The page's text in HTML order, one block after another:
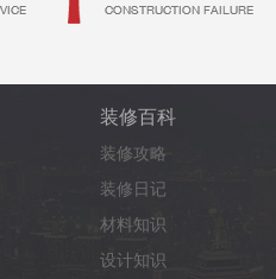
装修百科
装修攻略
装修日记
材料知识
设计知识